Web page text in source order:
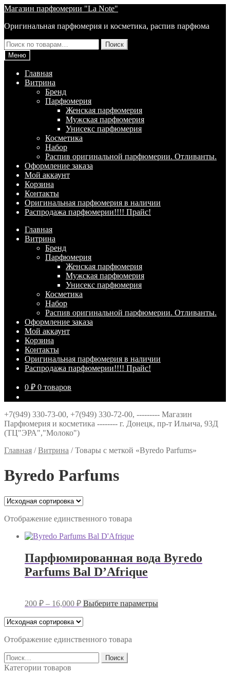
Перейти
навигации
Перейти
содержимому
Магазин парфюмерии "La Note"
Оригинальная парфюмерия и косметика, распив парфюма
Искать:
Поиск
Меню
Главная
Витрина
Брeнд
Парфюмерия
Женская парфюмерия
Мужская парфюмерия
Унисекс парфюмерия
Косметика
Набор
Распив оригинальной парфюмерии. Отливанты.
Оформление заказа
Мой аккаунт
Корзина
Контакты
Оригинальная парфюмерия в наличии
Распродажа парфюмерии!!!! Прайс!
Главная
Витрина
Брeнд
Парфюмерия
Женская парфюмерия
Мужская парфюмерия
Унисекс парфюмерия
Косметика
Набор
Распив оригинальной парфюмерии. Отливанты.
Оформление заказа
Мой аккаунт
Корзина
Контакты
Оригинальная парфюмерия в наличии
Распродажа парфюмерии!!!! Прайс!
0 ₽ 0 товаров
+7(949) 330-73-00, +7(949) 330-72-00, --------- Магазин
Парфюмерия и косметика -------- г. Донецк, пр-т Ильича, 93Д
(ТЦ"ЭРА","Молоко")
Главная /Витрина /Товары с меткой «Byredo Parfums»
Byredo Parfums
Отображение единственного товара
Парфюмированная вода Byredo
Parfums Bal D’Afrique
200 ₽ – 16,000 ₽Диапазон
200 ₽
16,000 ₽
Выберите параметрыЭтот
Отображение единственного товара
Найти:
Категории товаров